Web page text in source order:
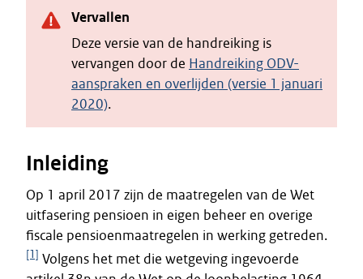
Vervallen
Deze versie van de handreiking is
vervangen door de Handreiking ODV-
aanspraken en overlijden (versie 1 januari
2020).
Inleiding
Op 1 april 2017 zijn de maatregelen van de Wet
uitfasering pensioen in eigen beheer en overige
fiscale pensioenmaatregelen in werking getreden.
[1] Volgens het met die wetgeving ingevoerde